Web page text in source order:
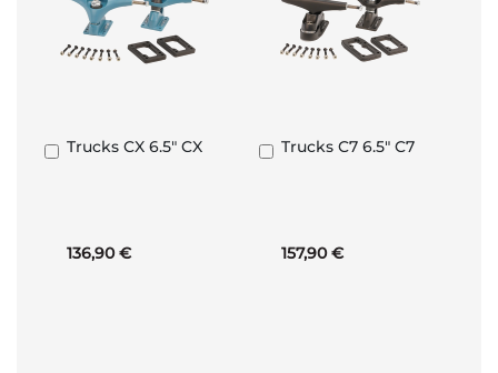
Trucks CX 6.5" CX
136,90 €
Ajouter
Trucks C7 6.5" C7
157,90 €
Ajouter